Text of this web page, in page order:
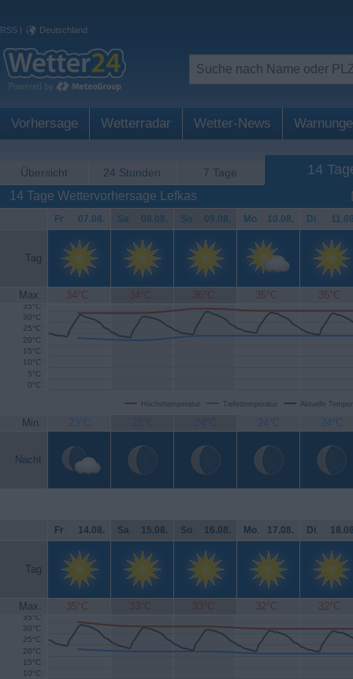
RSS | Deutschland
Vorhersage Wetterradar Wetter-News
Übersicht 24 Stunden 7 Tage 14
14 Tage Wettervorhersage Lefkas
Fr. 07.08. Sa. 08.08. So. 09.08. Mo. 10.08. Di.
Tag
Max. 34°C 34°C 36°C 35°C 35°C
Höchsttemperatur Tiefsttemperatur Aktuelle
0°C
5°C
10°C
15°C
20°C
25°C
30°C
35°C
Min. 23°C 22°C 24°C 24°C 24°C
Nacht
Fr. 14.08. Sa. 15.08. So. 16.08. Mo. 17.08. Di.
Tag
Max. 35°C 33°C 33°C 32°C 32°C
10°C
15°C
20°C
25°C
30°C
35°C